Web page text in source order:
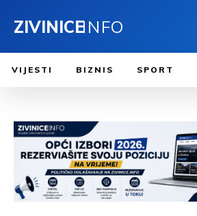
ZIVINICEINFO
VIJESTI BIZNIS SPORT